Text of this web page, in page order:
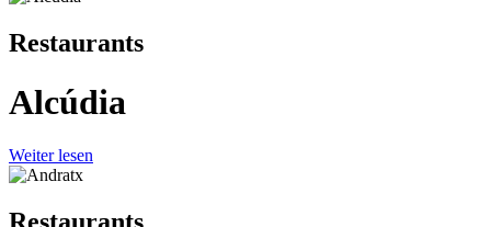
Restaurants
Alcúdia
Weiter lesen